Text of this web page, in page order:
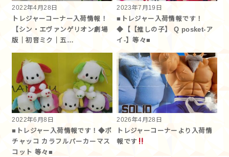
2022年4月28日
トレジャーコーナー入荷情報！
【シン・エヴァンゲリオン劇場
版｜初音ミク｜五…
2023年7月19日
■トレジャー入荷情報です！
◆【【推しの子】 Q posket-ア
イ-】等々■
2022年6月8日
■トレジャー入荷情報です！◆ポ
チャッコ カラフルパーカーマス
コット 等々■
2026年4月28日
トレジャーコーナーより入荷情
報です︎